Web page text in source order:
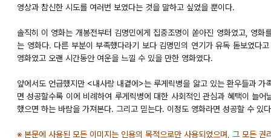
영상과 참신한 시도를 여러번 보였다는 것을 말하고 싶었을 뿐이다.
솔직히 이 영화는 개봉전부터 김명민에게 집중조명이 쏟아진 영화였고, 영
는 영화다. 다른 부분이 부족했다라기 보다 김명민의 연기가 유독 돋보였다
영화였고 오랜 시간동안 여운을 느낄 수 있을 만한 영화였다.
앞에서도 언급했지만 <내사랑 내곁에>는 루게릭병을 앓고 있는 환우들과
면 성공할수록 이에 비례하여 루게릭병에 대한 사회적인 관심과 혜택이 늘
했으면 하는 바람을 가져본다. 그리고 믿는다. 이정도 영화라면 성공할 수 있
※ 본문에 사용된 모든 이미지는 인용의 목적으로만 사용되었으며, 그 모든